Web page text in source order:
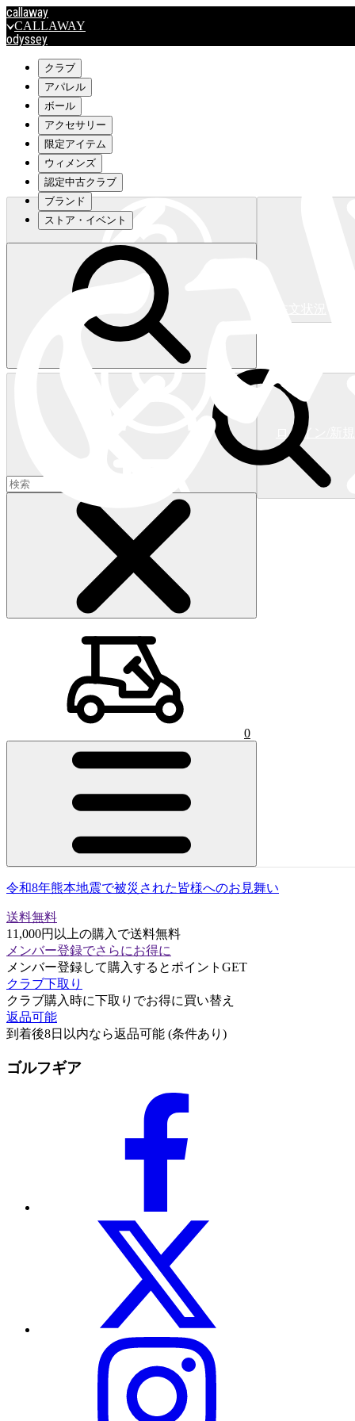
callaway
CALLAWAY
odyssey
travismathew
outlet
OUTLET
キャロウェイアパレルはこちら>>>
キャロウェイアパレルはこちら>>>
ログイン/新
ショッピングカート 0)
クラブ
アパレル
ボール
アクセサリー
限定アイテム
ウィメンズ
認定中古クラブ
ブランド
ストア・イベント
0
令和8年熊本地震で被災された皆様へのお見舞い
送料無料
11,000円以上の購入で送料無料
メンバー登録でさらにお得に
メンバー登録して購入するとポイントGET
クラブ下取り
クラブ購入時に下取りでお得に買い替え
返品可能
到着後8日以内なら返品可能 (条件あり)
ゴルフギア